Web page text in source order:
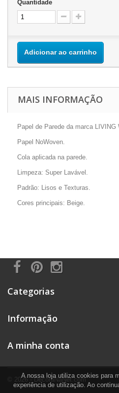
Quantidade
Adicionar ao carrinho
MAIS INFORMAÇÃO
Papel de Parede da marca LIVING
Papel NoWoven.
Cola aplicada na parede.
Limpeza: Super Lavável.
Padrão: Lisos e Texturas.
Cores principais: Beige.
Categorias
Informação
© 2026 - DecoraNaNet.com
A minha conta
A nossa loja utiliza cookies para
experiência de utilização. Ao